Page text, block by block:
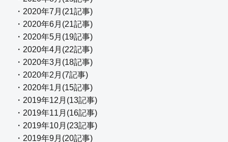
・2020年7月(21記事)
・2020年6月(21記事)
・2020年5月(19記事)
・2020年4月(22記事)
・2020年3月(18記事)
・2020年2月(7記事)
・2020年1月(15記事)
・2019年12月(13記事)
・2019年11月(16記事)
・2019年10月(23記事)
・2019年9月(20記事)